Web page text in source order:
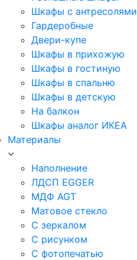
Шкафы с антресолями
Гардеробные
Двери-купе
Шкафы в прихожую
Шкафы в гостиную
Шкафы в спальню
Шкафы в детскую
На балкон
Шкафы аналог ИКЕА
Материалы
Наполнение
ЛДСП EGGER
МДФ AGT
Матовое стекло
С зеркалом
С рисунком
С фотопечатью